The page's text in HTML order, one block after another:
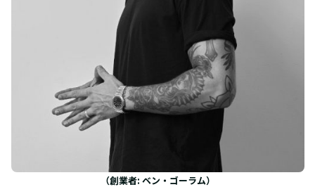
（創業者: ベン・ゴーラム）